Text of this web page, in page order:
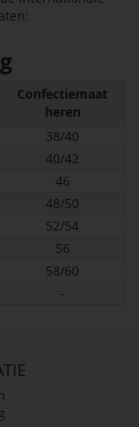
Confectiemaat
heren
38/40
40/42
46
48/50
52/54
56
58/60
-